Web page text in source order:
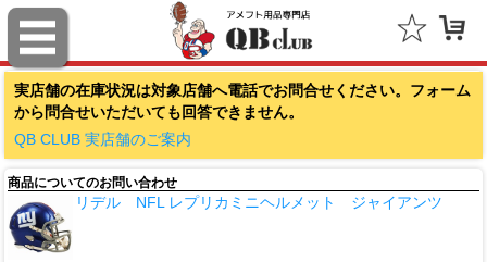
実店舗の在庫状況は対象店舗へ電話でお問合せください。フォーム
から問合せいただいても回答できません。
QB CLUB 実店舗のご案内
商品についてのお問い合わせ
リデル NFL レプリカミニヘルメット ジャイアンツ
ファナティクス（Fanatics）
アウトドアキャップ（Outdoor Cap Company）
スポルディング（SPALDING）
ミッチェル＆ネス（Mitchell & Ness）
ポータフォン（PORTAPHONE）